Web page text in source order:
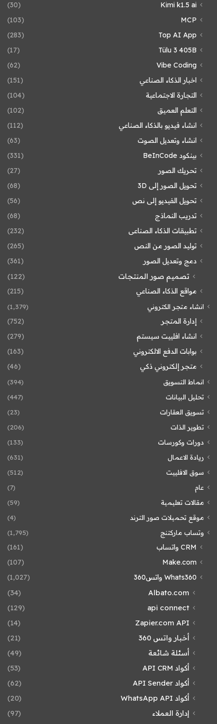
Kimi k1.5 ai
(30)
MCP
(103)
Top AI App
(283)
Tülu 3 405B
(17)
Vibe Coding
(62)
اخبار الذكاء الصناعي
(151)
التجارة الاجتماعية
(104)
التعلم العميق
(102)
انشاء فيديو بالذكاء الصناعي
(112)
انشاء وتعديل الصوت
(63)
بينكود BeInCode
(331)
تحريك الصور
(27)
تحويل الصور إلى 3D
(68)
تحويل الفيديو إلى نص
(56)
تدريب النماذج
(68)
تطبيقات الذكاء الصناعى
(232)
توليد الصور من النص
(265)
دمج وتعديل الصور
(361)
تصميم صور المنتجات (122)
مواقع الذكاء الصناعي (215)
انشاء متجر الكتروني (1٬379)
إدارة المتجر
(752)
انشاء افلييت سيستم
(279)
بوابات الدفع الالكتروني
(163)
متجر إلكتروني ذكي
(46)
انماط التسويق
(394)
تحليل البيانات
(447)
تسويق العقارات
(23)
تطوير الذات
(206)
دورات وكورسات
(133)
ريادة الاعمال
(631)
سوق الافلييت
(512)
عام
(7)
مقالات تعليمية
(59)
موقع تحميلات صور الترند
(4)
وتساب ماركتنج
(1٬795)
CRM واتساب
(161)
Make.com
(107)
Whats360 واتس360
(1٬027)
Albato.com
(34)
api connect
(129)
Zapier.com API
(14)
أخبار واتس 360
(21)
أسئلة شائعة
(49)
أكواد API CRM
(53)
أكواد API Sender
(62)
أكواد WhatsApp API
(20)
إدارة العملاء
(97)